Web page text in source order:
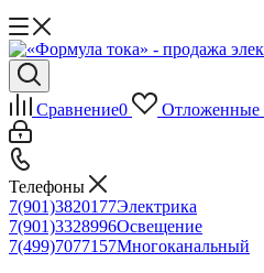
Сравнение0 Отложенные
Телефоны
7(901)3820177Электрика
7(901)3328996Освещение
7(499)7077157Многоканальный